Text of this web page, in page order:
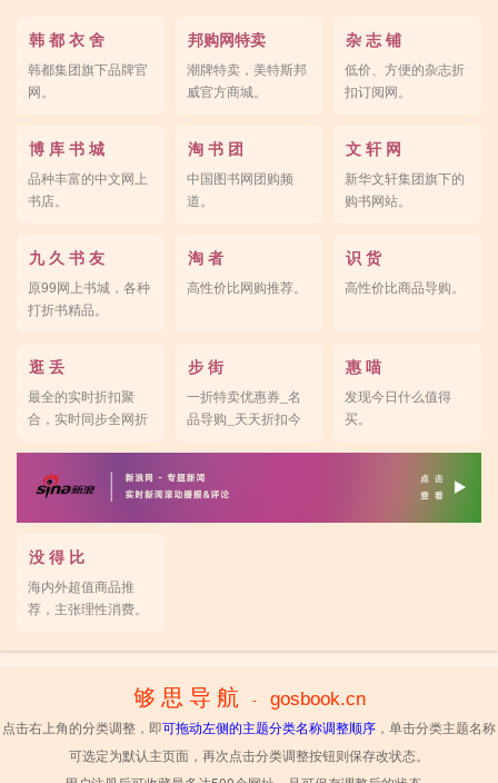
韩 都 衣 舍
韩都集团旗下品牌官
网。
邦购网特卖
潮牌特卖，美特斯邦
威官方商城。
杂 志 铺
低价、方便的杂志折
扣订阅网。
博 库 书 城
品种丰富的中文网上
书店。
淘 书 团
中国图书网团购频
道。
文 轩 网
新华文轩集团旗下的
购书网站。
九 久 书 友
原99网上书城，各种
打折书精品。
淘 者
高性价比网购推荐。
识 货
高性价比商品导购。
逛 丢
最全的实时折扣聚
合，实时同步全网折
步 街
一折特卖优惠券_名
品导购_天天折扣今
惠 喵
发现今日什么值得
买。
没 得 比
海内外超值商品推
荐，主张理性消费。
够 思 导 航 - gosbook.cn
点击右上角的分类调整，即可拖动左侧的主题分类名称调整顺序 ，单击分类主题名称
可选定为默认主页面，再次点击分类调整按钮则保存改状态。